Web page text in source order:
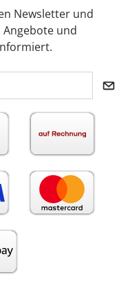
Newsletter und
und